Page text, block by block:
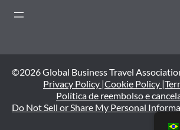
©2026 Global Business Travel
Privacy Policy |Cookie Policy |
Política de reembolso e
Do Not Sell or Share My Personal